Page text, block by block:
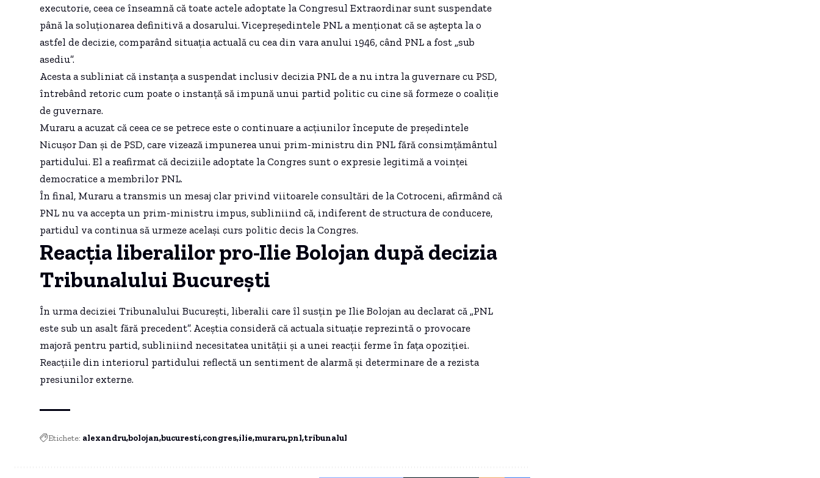
executorie, ceea ce înseamnă că toate actele adoptate la Congresul Extraordinar sunt suspendate
până la soluționarea definitivă a dosarului. Vicepreședintele PNL a menționat că se aștepta la o
astfel de decizie, comparând situația actuală cu cea din vara anului 1946, când PNL a fost „sub
asediu”.
Acesta a subliniat că instanța a suspendat inclusiv decizia PNL de a nu intra la guvernare cu PSD,
întrebând retoric cum poate o instanță să impună unui partid politic cu cine să formeze o coaliție
de guvernare.
Muraru a acuzat că ceea ce se petrece este o continuare a acțiunilor începute de președintele
Nicușor Dan și de PSD, care vizează impunerea unui prim-ministru din PNL fără consimțământul
partidului. El a reafirmat că deciziile adoptate la Congres sunt o expresie legitimă a voinței
democratice a membrilor PNL.
În final, Muraru a transmis un mesaj clar privind viitoarele consultări de la Cotroceni, afirmând că
PNL nu va accepta un prim-ministru impus, subliniind că, indiferent de structura de conducere,
partidul va continua să urmeze același curs politic decis la Congres.
Reacția liberalilor pro-Ilie Bolojan după decizia
Tribunalului București
În urma deciziei Tribunalului București, liberalii care îl susțin pe Ilie Bolojan au declarat că „PNL
este sub un asalt fără precedent”. Aceștia consideră că actuala situație reprezintă o provocare
majoră pentru partid, subliniind necesitatea unității și a unei reacții ferme în fața opoziției.
Reacțiile din interiorul partidului reflectă un sentiment de alarmă și determinare de a rezista
presiunilor externe.
Etichete: alexandrubolojan bucuresti congresilie murarupnl tribunalul